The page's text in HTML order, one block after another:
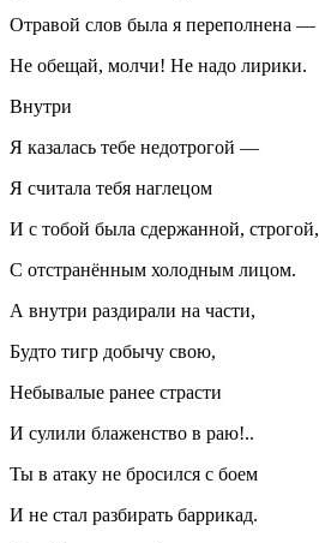
Отравой слов была я переполнена —
Не обещай, молчи! Не надо лирики.
Внутри
Я казалась тебе недотрогой —
Я считала тебя наглецом
И с тобой была сдержанной, строгой,
С отстранённым холодным лицом.
А внутри раздирали на части,
Будто тигр добычу свою,
Небывалые ранее страсти
И сулили блаженство в раю!..
Ты в атаку не бросился с боем
И не стал разбирать баррикад.